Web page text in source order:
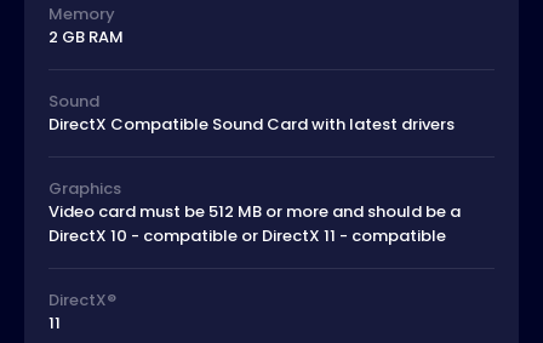
Memory
2 GB RAM
Sound
DirectX Compatible Sound Card with latest drivers
Graphics
Video card must be 512 MB or more and should be a
DirectX 10 - compatible or DirectX 11 - compatible
DirectX®
11